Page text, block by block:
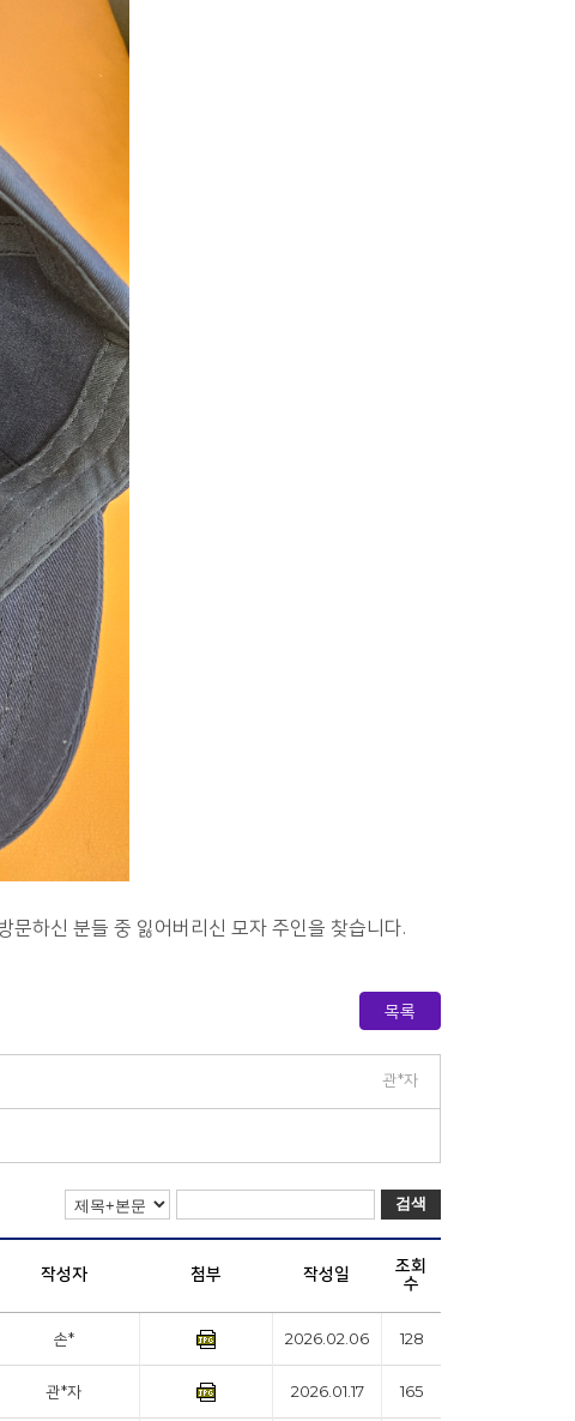
문하신 분들 중 잃어버리신 모자 주인을 찾습니다.
목록
관*자
검색
작성자 첨부 작성일
조회
수
손* 2026.02.06 128
관*자 2026.01.17 165